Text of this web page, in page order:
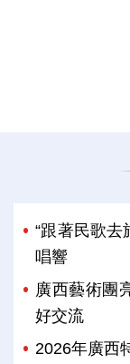
“跟著民歌去
唱響
廣西藝術團
好交流
2026年廣西